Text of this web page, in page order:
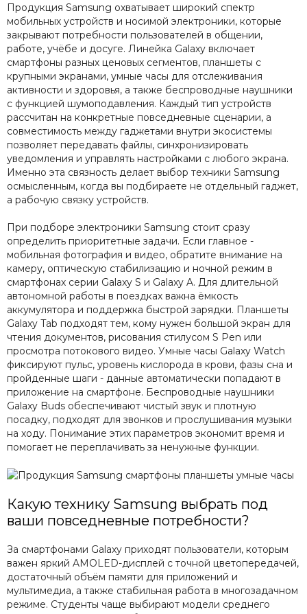
Продукция Samsung охватывает широкий спектр
мобильных устройств и носимой электроники, которые
закрывают потребности пользователей в общении,
работе, учёбе и досуге. Линейка Galaxy включает
смартфоны разных ценовых сегментов, планшеты с
крупными экранами, умные часы для отслеживания
активности и здоровья, а также беспроводные наушники
с функцией шумоподавления. Каждый тип устройств
рассчитан на конкретные повседневные сценарии, а
совместимость между гаджетами внутри экосистемы
позволяет передавать файлы, синхронизировать
уведомления и управлять настройками с любого экрана.
Именно эта связность делает выбор техники Samsung
осмысленным, когда вы подбираете не отдельный гаджет,
а рабочую связку устройств.
При подборе электроники Samsung стоит сразу
определить приоритетные задачи. Если главное -
мобильная фотография и видео, обратите внимание на
камеру, оптическую стабилизацию и ночной режим в
смартфонах серии Galaxy S и Galaxy A. Для длительной
автономной работы в поездках важна ёмкость
аккумулятора и поддержка быстрой зарядки. Планшеты
Galaxy Tab подходят тем, кому нужен большой экран для
чтения документов, рисования стилусом S Pen или
просмотра потокового видео. Умные часы Galaxy Watch
фиксируют пульс, уровень кислорода в крови, фазы сна и
пройденные шаги - данные автоматически попадают в
приложение на смартфоне. Беспроводные наушники
Galaxy Buds обеспечивают чистый звук и плотную
посадку, подходят для звонков и прослушивания музыки
на ходу. Понимание этих параметров экономит время и
помогает не переплачивать за ненужные функции.
Какую технику Samsung выбрать под
ваши повседневные потребности?
За смартфонами Galaxy приходят пользователи, которым
важен яркий AMOLED-дисплей с точной цветопередачей,
достаточный объём памяти для приложений и
мультимедиа, а также стабильная работа в многозадачном
режиме. Студенты чаще выбирают модели среднего